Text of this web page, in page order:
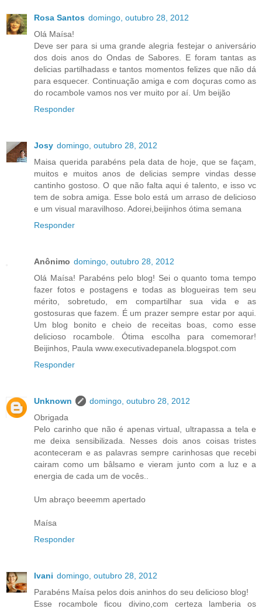
Rosa Santos domingo, outubro 28, 2012
Olá Maísa!
Deve ser para si uma grande alegria festejar o aniversário
dos dois anos do Ondas de Sabores. E foram tantas as
delicias partilhadass e tantos momentos felizes que não dá
para esquecer. Continuação amiga e com doçuras como as
do rocambole vamos nos ver muito por aí. Um beijão
Responder
Josy domingo, outubro 28, 2012
Maisa querida parabéns pela data de hoje, que se façam,
muitos e muitos anos de delicias sempre vindas desse
cantinho gostoso. O que não falta aqui é talento, e isso vc
tem de sobra amiga. Esse bolo está um arraso de delicioso
e um visual maravilhoso. Adorei,beijinhos ótima semana
Responder
Anônimo domingo, outubro 28, 2012
Olá Maísa! Parabéns pelo blog! Sei o quanto toma tempo
fazer fotos e postagens e todas as blogueiras tem seu
mérito, sobretudo, em compartilhar sua vida e as
gostosuras que fazem. É um prazer sempre estar por aqui.
Um blog bonito e cheio de receitas boas, como esse
delicioso rocambole. Ótima escolha para comemorar!
Beijinhos, Paula www.executivadepanela.blogspot.com
Responder
Unknown
domingo, outubro 28, 2012
Obrigada
Pelo carinho que não é apenas virtual, ultrapassa a tela e
me deixa sensibilizada. Nesses dois anos coisas tristes
aconteceram e as palavras sempre carinhosas que recebi
cairam como um bâlsamo e vieram junto com a luz e a
energia de cada um de vocês..
Um abraço beeemm apertado
Maísa
Responder
Ivani domingo, outubro 28, 2012
Parabéns Maísa pelos dois aninhos do seu delicioso blog!
Esse rocambole ficou divino,com certeza lamberia os